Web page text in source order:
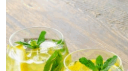
tulajdonságai miatt méltán
gyógynövények királynője
során, lépten – nyomon
ágyneműt, aloe tartalmú
üdítőitalokat. De vajon
felhasználhatóságának titkát,